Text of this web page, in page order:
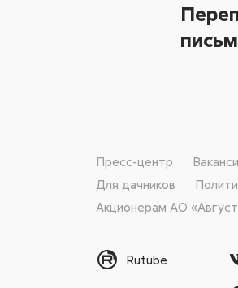
Пресс-центр
Для дачников
Акционерам АО
Rutube